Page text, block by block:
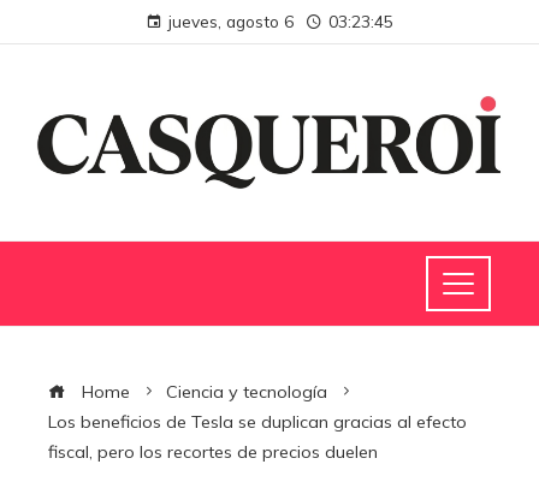
jueves, agosto 6 03:23:46
Home
Ciencia y tecnología
Los beneficios de Tesla se duplican gracias al efecto
fiscal, pero los recortes de precios duelen